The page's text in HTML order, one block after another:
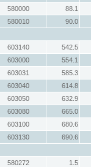
580000
88.1
580010
90.0
603140
542.5
603000
554.1
603031
585.3
603040
614.8
603050
632.9
603080
665.0
603100
680.6
603130
690.6
580272
1.5